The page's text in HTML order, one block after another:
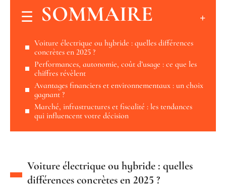
SOMMAIRE
Voiture électrique ou hybride : quelles différences
concrètes en 2025 ?
Performances, autonomie, coût d’usage : ce que les
chiffres révèlent
Avantages financiers et environnementaux : un choix
gagnant ?
Marché, infrastructures et fiscalité : les tendances
qui influencent votre décision
Voiture électrique ou hybride : quelles
différences concrètes en 2025 ?